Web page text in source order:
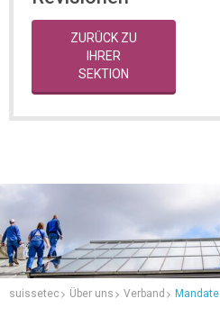
ZURÜCK ZU
IHRER
SEKTION
suissetec Über uns Verband Mandate